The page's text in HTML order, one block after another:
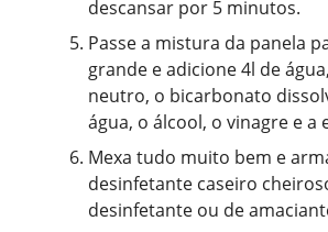
descansar por 5 minutos.
Passe a mistura da panela
grande e adicione 4l de
neutro, o bicarbonato
água, o álcool, o vinagre e a
Mexa tudo muito bem e
desinfetante caseiro
desinfetante ou de